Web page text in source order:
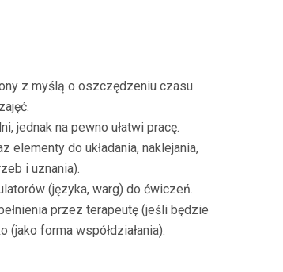
z myślą o oszczędzeniu czasu
jednak na pewno ułatwi pracę.
do układania, naklejania,
i uznania).
(języka, warg) do ćwiczeń.
przez terapeutę (jeśli będzie
forma współdziałania).